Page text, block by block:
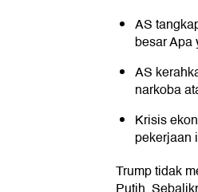
AS
besar
AS
narkoba
Krisis
pekerjaan
Trump tidak